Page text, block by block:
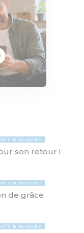
BIBLIQUES
son retour !
BIBLIQUES
de grâce
BIBLIQUES